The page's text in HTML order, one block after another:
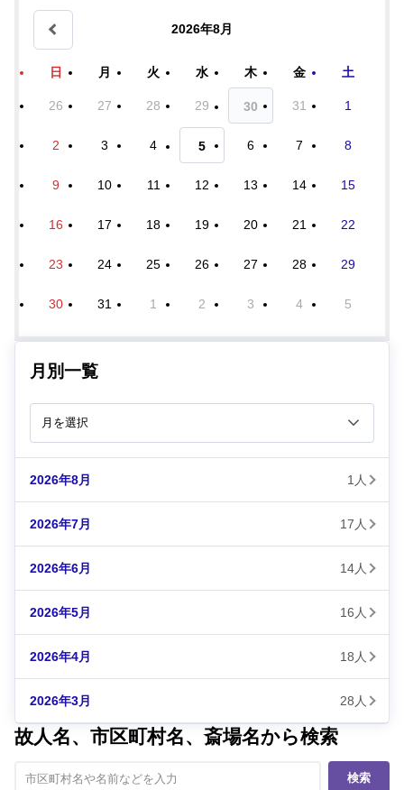
2026年8月
日 月 火 水 木 金 土
26 27 28 29 30 31 1
2 3 4 5 6 7 8
9 10 11 12 13 14 15
16 17 18 19 20 21 22
23 24 25 26 27 28 29
30 31 1 2 3 4 5
月別一覧
2026年8月 1人
2026年7月 17人
2026年6月 14人
2026年5月 16人
2026年4月 18人
2026年3月 28人
故人名、市区町村名、斎場名から検索
検索